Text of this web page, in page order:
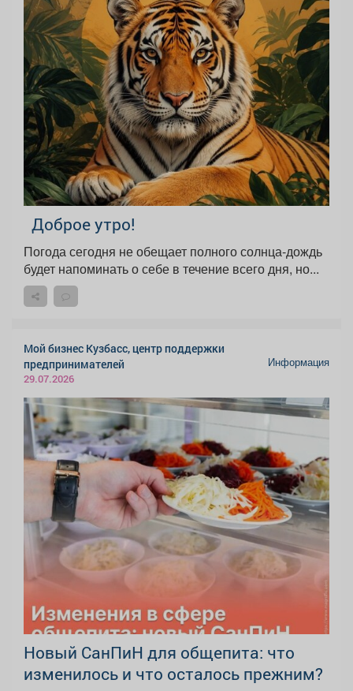
Доброе утро!
Погода сегодня не обещает полного солнца-дождь
будет напоминать о себе в течение всего дня, но...
Мой бизнес Кузбасс, центр поддержки
предпринимателей
29.07.2026
Информация
Новый СанПиН для общепита: что
изменилось и что осталось прежним?